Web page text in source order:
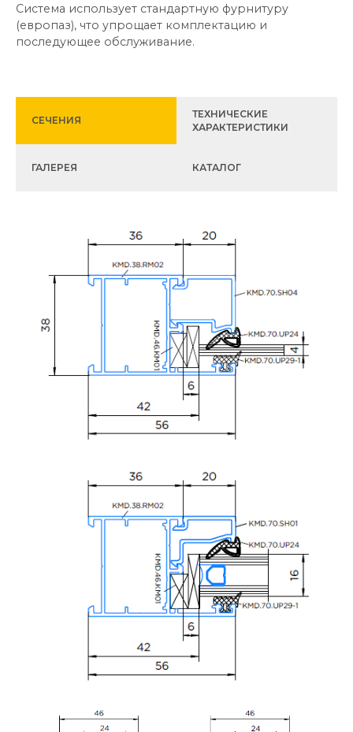
Система использует стандартную фурнитуру
(европаз), что упрощает комплектацию и
последующее обслуживание.
CЕЧЕНИЯ
ТЕХНИЧЕСКИЕ
ХАРАКТЕРИСТИКИ
ГАЛЕРЕЯ КАТАЛОГ